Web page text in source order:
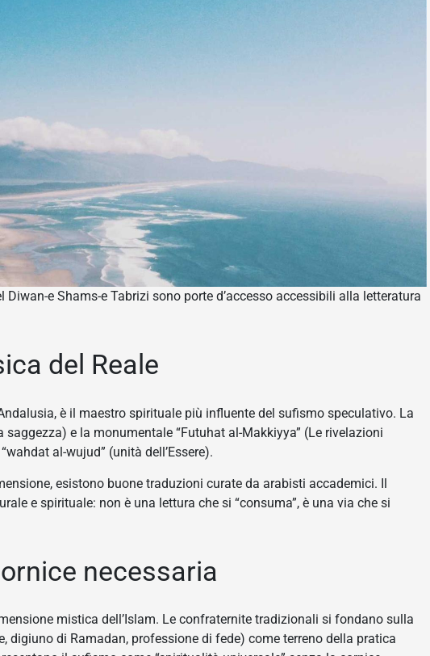
e Shams-e Tabrizi sono porte d’accesso accessibili alla letteratura
del Reale
è il maestro spirituale più influente del sufismo speculativo. La
saggezza) e la monumentale “Futuhat al-Makkiyya” (Le rivelazioni
al-wujud” (unità dell’Essere).
esistono buone traduzioni curate da arabisti accademici. Il
e spirituale: non è una lettura che si “consuma”, è una via che si
necessaria
mistica dell’Islam. Le confraternite tradizionali si fondano sulla
digiuno di Ramadan, professione di fede) come terreno della pratica